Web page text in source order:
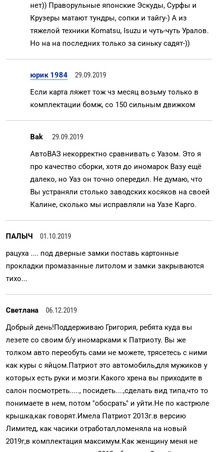
нет)) Праворульные японские Эскуды, Сурфы и
Крузеры матают тундры, сопки и тайгу-) А из
тяжелой техники Komatsu, Isuzu и чуть-чуть Уралов.
Но на на последних только за синьку садят-))
юрик 1984
29.09.2019
Если карта ляжет тож чз месяц возьму только в
комплектации бомж, со 150 сильным движком
Bak
29.09.2019
АвтоВАЗ некорректно сравнивать с Уазом. Это я
про качество сборки, хотя до иномарок Вазу ещё
далеко, но Уаз он точно опередил. Не думаю, что
Вы устраняли столько заводских косяков на своей
Калине, сколько мы исправляли на Уазе Карго.
ПАЛЫЧ
01.10.2019
рацуха .... под дверные замки поставь картонные
прокладки промазанные литолом и замки закрываются
тихо...
Светлана
06.12.2019
Добрый день!Поддерживаю Григория, ребята куда вы
лезете со своим б/у иномарками к Патриоту. Вы же
толком авто переобуть сами не можете, трясетесь с ними
как куры с яйцом.Патриот это автомобиль,для мужиков у
которых есть руки и мозги.Какого хрена вы приходите в
салон посмотреть....., посидеть....,сделать вид типа,что то
понимаете в нем, потом "обосрать" и уйти.Не по кастрюле
крышка,как говорят.Имела Патриот 2013г.в версию
Лимитед, как часики отработал,поменяла на новый
2019г,в комплектация максимум.Как женщину меня не